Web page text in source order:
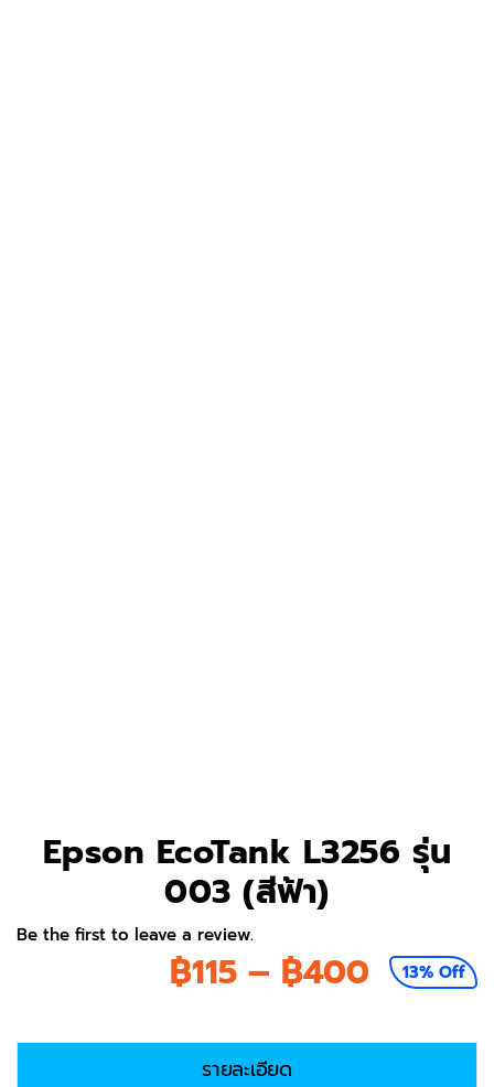
Epson EcoTank L3256 รุ่น
003 (สีฟ้า)
Be the first to leave a review.
฿115 – ฿400Price
13% Off
รายละเอียด